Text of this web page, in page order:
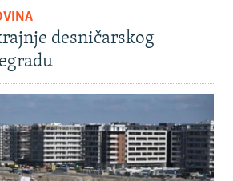
desničarskog